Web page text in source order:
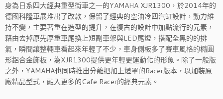
身為日系四大經典重型街車之一的YAMAHA XJR1300，於2014年的
德國科隆車展堆出了改款，保留了經典的空油冷四汽缸設計，動力維
持不變，主要著重在造型的提升，在復古的設計中加點流行的元素，
藉由去掉原先厚重車尾換上短副車架與LED尾燈，搭配全黑的的排
氣，瞬間讓整輛車看起來年輕了不少，車身側板多了賽車風格的橢圓
形鋁合金飾板，為XJR1300提供更年輕更運動化的形象。除了一般版
之外，YAMAHA也同時推出分離把加上燈罩的Racer版本，以加裝原
廠精品型式，融入更多的Cafe Racer的經典元素。